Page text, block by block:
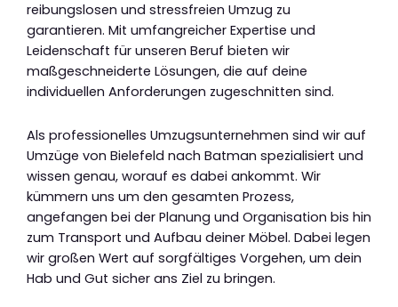
reibungslosen und stressfreien Umzug zu
garantieren. Mit umfangreicher Expertise und
Leidenschaft für unseren Beruf bieten wir
maßgeschneiderte Lösungen, die auf deine
individuellen Anforderungen zugeschnitten sind.
Als professionelles Umzugsunternehmen sind wir auf
Umzüge von Bielefeld nach Batman spezialisiert und
wissen genau, worauf es dabei ankommt. Wir
kümmern uns um den gesamten Prozess,
angefangen bei der Planung und Organisation bis hin
zum Transport und Aufbau deiner Möbel. Dabei legen
wir großen Wert auf sorgfältiges Vorgehen, um dein
Hab und Gut sicher ans Ziel zu bringen.